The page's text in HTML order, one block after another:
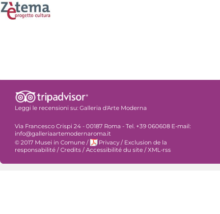
Leggi le recensioni su: Galleria d'Arte Moderna
Via Francesco Crispi 24 - 00187 Roma - Tel. +39 060608 E-mail:
info@galleriaartemodernaroma.it
© 2017 Musei in Comune / Privacy / Exclusion de la
responsabilité /Credits /Accessibilité du site /XML-rss